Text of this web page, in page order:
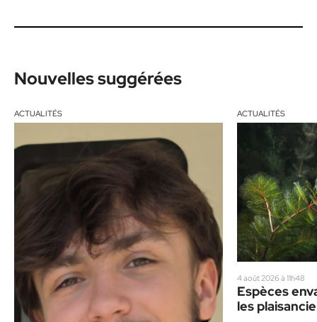
Nouvelles suggérées
ACTUALITÉS ACTUALITÉS
4 août 2026 à 11h48
Espèces
les